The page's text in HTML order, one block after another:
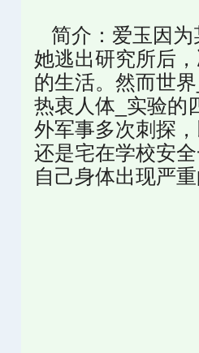
简介：爱玉因为
她逃出研究所后
的生活。然而世
热衷人体_实验的
外军事多次刺探
还是宅在学校安
自己身体出现严